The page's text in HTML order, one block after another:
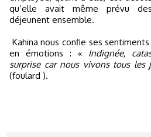
qu’elle avait même prévu
déjeunent ensemble.
Kahina nous confie ses
en émotions : « Indignée,
surprise car nous vivons tous les
(foulard ).